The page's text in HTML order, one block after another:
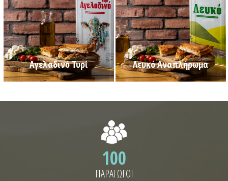
Αγελαδινό Τυρί Λευκό Αναπλήρωμα
100
ΠΑΡΑΓΩΓΟΙ